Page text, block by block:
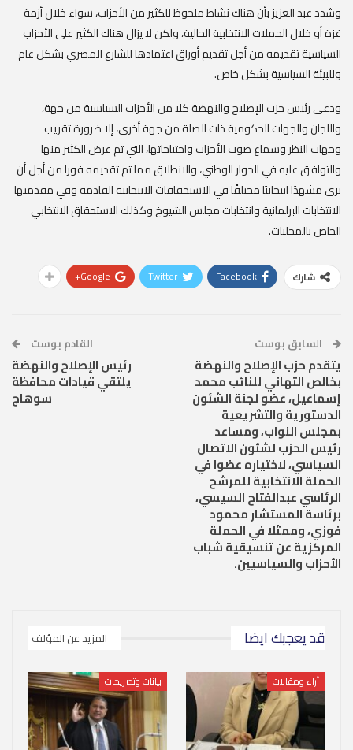
وشدد عبد العزيز بأن هناك نشاط ملحوظ للكثير من الأحزاب، سواء خلال أزمة
غزة أو خلال الحملات الانتخابية الحالية، ولكن لا يزال هناك الكثير على الأحزاب
السياسية تقديمه من أجل تقديم أوراق اعتمادها للشارع المصري بشكل عام
وللبيئة السياسية بشكل خاص.
ودعى رئيس حزب الإصلاح والنهضة كلا من الأحزاب السياسية من جهة،
واللجان والجهات الحكومية ذات الصلة من جهة أخرى، إلا ضرورة تقريب
وجهات النظر وسماع صوت الأحزاب واحتياجاتها، التي تم عرض الكثير منها
والتوافق عليه في الحوار الوطني، والانطلاق مما تم تقديمه فورا من أجل أن
نرى مشهدًا انتخابيًا مختلفًا في الاستحقاقات الانتخابية القادمة وفي مقدمتها
الانتخابات البرلمانية وانتخابات مجلس الشيوخ وكذلك الاستحقاق الانتخابي
الخاص بالمحليات.
شارك Facebook
Twitter
Google+
السابق بوست
يتقدم حزب الإصلاح والنهضة
بخالص التهاني للنائب محمد
إسماعيل، عضو لجنة الشئون
الدستورية والتشريعية
بمجلس النواب، ومساعد
رئيس الحزب لشئون الاتصال
السياسي، لاختياره عضوا في
الحملة الانتخابية للمرشح
الرئاسي عبدالفتاح السيسي،
برئاسة المستشار محمود
فوزي، وممثلا في الحملة
المركزية عن تنسيقية شباب
الأحزاب والسياسيين.
القادم بوست
رئيس الإصلاح والنهضة
يلتقي قيادات محافظة
سوهاج
قد يعجبك ايضا المزيد عن المؤلف
آراء ومقالات بيانات وتصريحات